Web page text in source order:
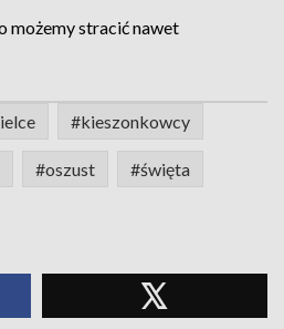
możemy stracić nawet
#kieszonkowcy
#oszust #święta